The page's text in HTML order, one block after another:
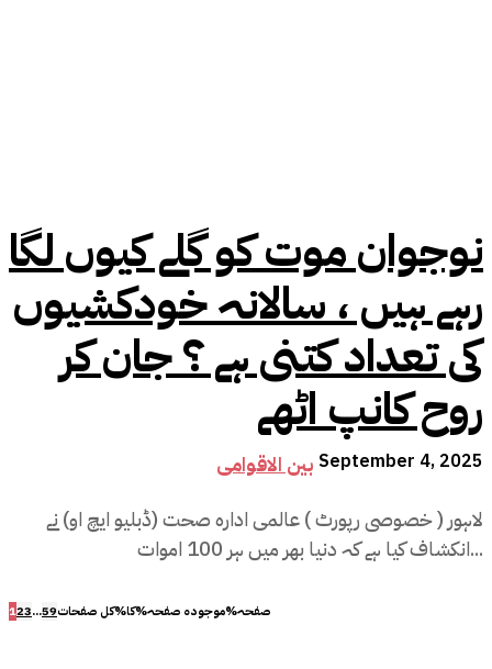
نوجوان موت کو گلے کیوں لگا
رہے ہیں ، سالانہ خودکشیوں
کی تعداد کتنی ہے ؟ جان کر
روح کانپ اٹھے
بین الاقوامی September 4, 2025
لاہور ( خصوصی رپورٹ ) عالمی ادارہ صحت (ڈبلیو ایچ او) نے
انکشاف کیا ہے کہ دنیا بھر میں ہر 100 اموات...
123...59صفحہ%موجودہ صفحہ%کا%کل صفحات